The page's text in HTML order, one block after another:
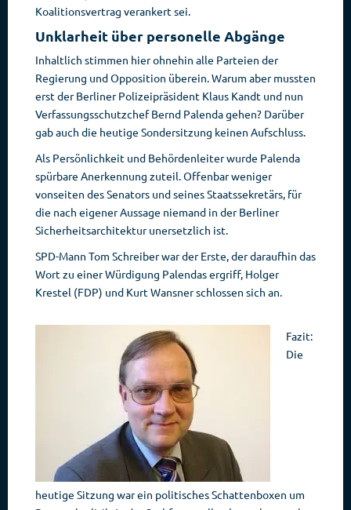
Koalitionsvertrag verankert sei.
Unklarheit über personelle Abgänge
Inhaltlich stimmen hier ohnehin alle Parteien der
Regierung und Opposition überein. Warum aber mussten
erst der Berliner Polizeipräsident Klaus Kandt und nun
Verfassungsschutzchef Bernd Palenda gehen? Darüber
gab auch die heutige Sondersitzung keinen Aufschluss.
Als Persönlichkeit und Behördenleiter wurde Palenda
spürbare Anerkennung zuteil. Offenbar weniger
vonseiten des Senators und seines Staatssekretärs, für
die nach eigener Aussage niemand in der Berliner
Sicherheitsarchitektur unersetzlich ist.
SPD-Mann Tom Schreiber war der Erste, der daraufhin das
Wort zu einer Würdigung Palendas ergriff, Holger
Krestel (FDP) und Kurt Wansner schlossen sich an.
Fazit:
Die
heutige Sitzung war ein politisches Schattenboxen um